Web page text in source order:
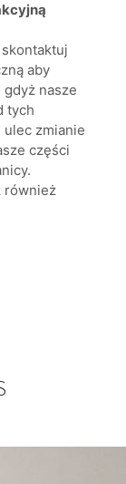
aby
nasze
tych
ulec zmianie
części
również